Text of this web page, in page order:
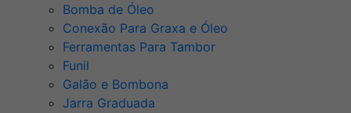
Bomba de Óleo
Conexão Para Graxa e Óleo
Ferramentas Para Tambor
Funil
Galão e Bombona
Jarra Graduada